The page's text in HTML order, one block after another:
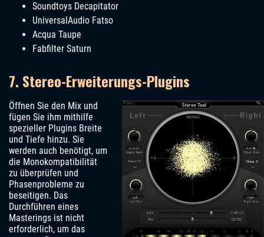
Soundtoys Decapitator
UniversalAudio Fatso
Acqua Taupe
Fabfilter Saturn
7. Stereo-Erweiterungs-Plugins
Öffnen Sie den Mix und
fügen Sie ihm mithilfe
spezieller Plugins Breite
und Tiefe hinzu. Sie
werden auch benötigt, um
die Monokompatibilität
zu überprüfen und
Phasenprobleme zu
beseitigen. Das
Durchführen eines
Masterings ist nicht
erforderlich, um das